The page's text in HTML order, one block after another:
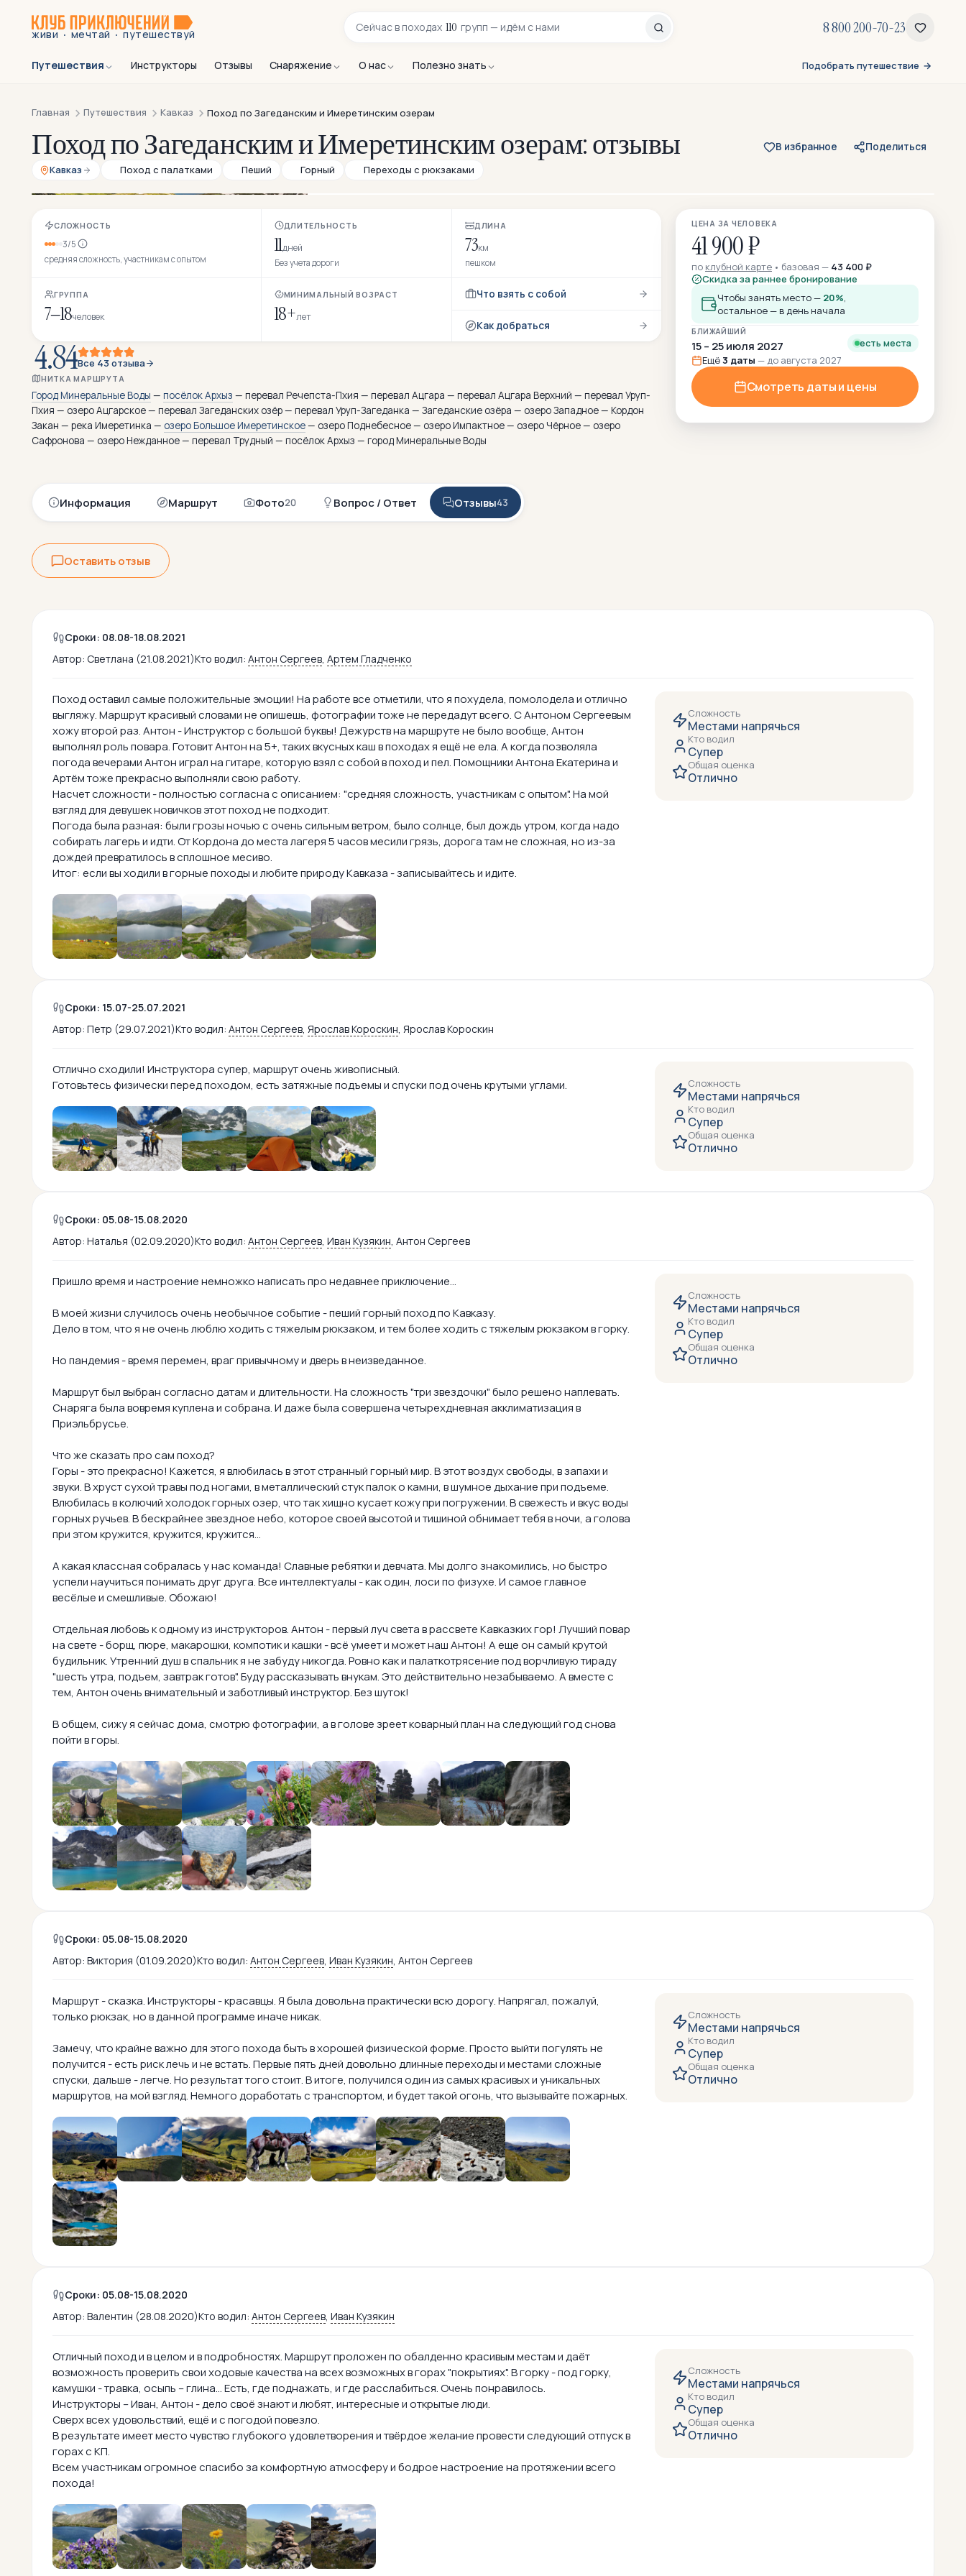
живи · мечтай · путешествуй
Сейчас в походах 110 групп — идём с нами 8 800 200-70-23
Путешествия Инструкторы Отзывы Снаряжение О нас Полезно знать Подобрать путешествие
Главная Путешествия Кавказ Поход по Загеданским и Имеретинским озерам
Поход по Загеданским и Имеретинским озерам: отзывы В избранное
Поделиться
Кавказ
Поход с палатками Пеший Горный Переходы с рюкзаками
СЛОЖНОСТЬ
3/5
средняя сложность, участникам с опытом
ДЛИТЕЛЬНОСТЬ
11дней
Без учета дороги
ДЛИНА
73км
пешком
ГРУППА
7–18человек
МИНИМАЛЬНЫЙ ВОЗРАСТ
18+лет
Что взять с собой
Как добраться
4.84Все 43 отзыва
НИТКА МАРШРУТА
Город Минеральные Воды — посёлок Архыз — перевал Речепста-Пхия — перевал Ацгара — перевал Ацгара Верхний — перевал Уруп-
Пхия — озеро Ацгарское — перевал Загеданских озёр — перевал Уруп-Загеданка — Загеданские озёра — озеро Западное — Кордон
Закан — река Имеретинка — озеро Большое Имеретинское— озеро Поднебесное — озеро Импактное — озеро Чёрное — озеро
Сафронова — озеро Нежданное — перевал Трудный — посёлок Архыз — город Минеральные Воды
ЦЕНА ЗА ЧЕЛОВЕКА
41 900 ₽
по клубной карте базовая — 43 400 ₽
Скидка за раннее бронирование
Чтобы занять место — 20%,
остальное — в день начала
БЛИЖАЙШИЙ
15 – 25 июля 2027 есть места
Ещё 3 даты — до августа 2027
Смотреть даты и цены
Информация Маршрут Фото20 Вопрос / Ответ Отзывы43
Оставить отзыв
Сроки: 08.08-18.08.2021
Автор: Светлана (21.08.2021)Кто водил: Антон Сергеев, Артем Гладченко
Поход оставил самые положительные эмоции! На работе все отметили, что я похудела, помолодела и отлично
выгляжу. Маршрут красивый словами не опишешь, фотографии тоже не передадут всего. С Антоном Сергеевым
хожу второй раз. Антон - Инструктор с большой буквы! Дежурств на маршруте не было вообще, Антон
выполнял роль повара. Готовит Антон на 5+, таких вкусных каш в походах я ещё не ела. А когда позволяла
погода вечерами Антон играл на гитаре, которую взял с собой в поход и пел. Помощники Антона Екатерина и
Артём тоже прекрасно выполняли свою работу.
Насчет сложности - полностью согласна с описанием: "средняя сложность, участникам с опытом". На мой
взгляд для девушек новичков этот поход не подходит.
Погода была разная: были грозы ночью с очень сильным ветром, было солнце, был дождь утром, когда надо
собирать лагерь и идти. От Кордона до места лагеря 5 часов месили грязь, дорога там не сложная, но из-за
дождей превратилось в сплошное месиво.
Итог: если вы ходили в горные походы и любите природу Кавказа - записывайтесь и идите.
Сложность
Местами напрячься
Кто водил
Супер
Общая оценка
Отлично
Сроки: 15.07-25.07.2021
Автор: Петр (29.07.2021)Кто водил: Антон Сергеев, Ярослав Короскин, Ярослав Короскин
Отлично сходили! Инструктора супер, маршрут очень живописный.
Готовьтесь физически перед походом, есть затяжные подъемы и спуски под очень крутыми углами.
Сложность
Местами напрячься
Кто водил
Супер
Общая оценка
Отлично
Сроки: 05.08-15.08.2020
Автор: Наталья (02.09.2020)Кто водил: Антон Сергеев, Иван Кузякин, Антон Сергеев
Пришло время и настроение немножко написать про недавнее приключение...
В моей жизни случилось очень необычное событие - пеший горный поход по Кавказу.
Дело в том, что я не очень люблю ходить с тяжелым рюкзаком, и тем более ходить с тяжелым рюкзаком в горку.
Но пандемия - время перемен, враг привычному и дверь в неизведанное.
Маршрут был выбран согласно датам и длительности. На сложность "три звездочки" было решено наплевать.
Снаряга была вовремя куплена и собрана. И даже была совершена четырехдневная акклиматизация в
Приэльбрусье.
Что же сказать про сам поход?
Горы - это прекрасно! Кажется, я влюбилась в этот странный горный мир. В этот воздух свободы, в запахи и
звуки. В хруст сухой травы под ногами, в металлический стук палок о камни, в шумное дыхание при подъеме.
Влюбилась в колючий холодок горных озер, что так хищно кусает кожу при погружении. В свежесть и вкус воды
горных ручьев. В бескрайнее звездное небо, которое своей высотой и тишиной обнимает тебя в ночи, а голова
при этом кружится, кружится, кружится...
А какая классная собралась у нас команда! Славные ребятки и девчата. Мы долго знакомились, но быстро
успели научиться понимать друг друга. Все интеллектуалы - как один, лоси по физухе. И самое главное
весёлые и смешливые. Обожаю!
Отдельная любовь к одному из инструкторов. Антон - первый луч света в рассвете Кавказких гор! Лучший повар
на свете - борщ, пюре, макарошки, компотик и кашки - всё умеет и может наш Антон! А еще он самый крутой
будильник. Утренний душ в спальник я не забуду никогда. Ровно как и палаткотрясение под ворчливую тираду
"шесть утра, подъем, завтрак готов". Буду рассказывать внукам. Это действительно незабываемо. А вместе с
тем, Антон очень внимательный и заботливый инструктор. Без шуток!
В общем, сижу я сейчас дома, смотрю фотографии, а в голове зреет коварный план на следующий год снова
пойти в горы.
Сложность
Местами напрячься
Кто водил
Супер
Общая оценка
Отлично
Сроки: 05.08-15.08.2020
Автор: Виктория (01.09.2020)Кто водил: Антон Сергеев, Иван Кузякин, Антон Сергеев
Маршрут - сказка. Инструкторы - красавцы. Я была довольна практически всю дорогу. Напрягал, пожалуй,
только рюкзак, но в данной программе иначе никак.
Замечу, что крайне важно для этого похода быть в хорошей физической форме. Просто выйти погулять не
получится - есть риск лечь и не встать. Первые пять дней довольно длинные переходы и местами сложные
спуски, дальше - легче. Но результат того стоит. В итоге, получился один из самых красивых и уникальных
маршрутов, на мой взгляд. Немного доработать с транспортом, и будет такой огонь, что вызывайте пожарных.
Сложность
Местами напрячься
Кто водил
Супер
Общая оценка
Отлично
Сроки: 05.08-15.08.2020
Автор: Валентин (28.08.2020)Кто водил: Антон Сергеев, Иван Кузякин
Отличный поход и в целом и в подробностях. Маршрут проложен по обалденно красивым местам и даёт
возможность проверить свои ходовые качества на всех возможных в горах "покрытиях". В горку - под горку,
камушки - травка, осыпь – глина... Есть, где поднажать, и где расслабиться. Очень понравилось.
Инструкторы – Иван, Антон - дело своё знают и любят, интересные и открытые люди.
Сверх всех удовольствий, ещё и с погодой повезло.
В результате имеет место чувство глубокого удовлетворения и твёрдое желание провести следующий отпуск в
горах с КП.
Всем участникам огромное спасибо за комфортную атмосферу и бодрое настроение на протяжении всего
похода!
Сложность
Местами напрячься
Кто водил
Супер
Общая оценка
Отлично